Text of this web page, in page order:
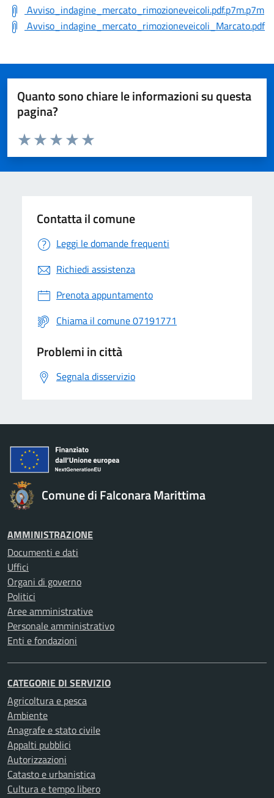
Avviso_indagine_mercato_rimozioneveicoli.pdf.p7m.p7m
Avviso_indagine_mercato_rimozioneveicoli_Marcato.pdf
Quanto sono chiare le informazioni su questa
pagina?
Valuta da 1 a 5 stelle la pagina
Valuta 5 stelle su 5
Valuta 4 stelle su 5
Valuta 3 stelle su 5
Valuta 2 stelle su 5
Valuta 1 stelle su 5
Contatta il comune
Leggi le domande frequenti
Richiedi assistenza
Prenota appuntamento
Chiama il comune 07191771
Problemi in città
Segnala disservizio
Comune di Falconara Marittima
AMMINISTRAZIONE
Documenti e dati
Uffici
Organi di governo
Politici
Aree amministrative
Personale amministrativo
Enti e fondazioni
CATEGORIE DI SERVIZIO
Agricoltura e pesca
Ambiente
Anagrafe e stato civile
Appalti pubblici
Autorizzazioni
Catasto e urbanistica
Cultura e tempo libero